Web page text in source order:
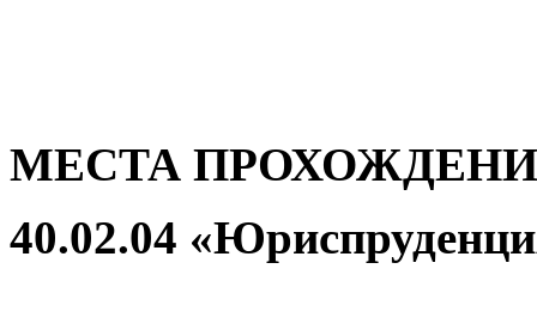
МЕСТА
40.02.04